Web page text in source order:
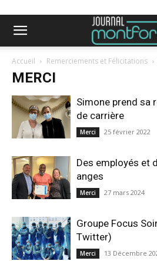
Accueil Remerciements et Félicitations
MERCI
Simone prend sa
de carrière
Merci 25 février 2022
Des employés et
anges
Merci 27 mars 2024
Groupe Focus
Twitter)
Merci 13 Décembre